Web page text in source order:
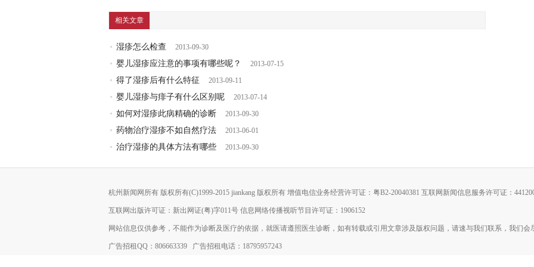
相关文章
湿疹怎么检查 2013-09-30
婴儿湿疹应注意的事项有哪些呢？ 2013-07-15
得了湿疹后有什么特征 2013-09-11
婴儿湿疹与痱子有什么区别呢 2013-07-14
如何对湿疹此病精确的诊断 2013-09-30
药物治疗湿疹不如自然疗法 2013-06-01
治疗湿疹的具体方法有哪些 2013-09-30
杭州新闻网所有 版权所有(C)1999-2015 jiankang 版权所有 增值电信业务经营许可证：粤B2-20040381 互联网新闻信息服务许可证：
互联网出版许可证：新出网证(粤)字011号 信息网络传播视听节目许可证：1906152
网站信息仅供参考，不能作为诊断及医疗的依据，就医请遵照医生诊断，如有转载或引用文章涉及版权问题，请速与我们联系，我们会
广告招租QQ：806663339 广告招租电话：18795957243